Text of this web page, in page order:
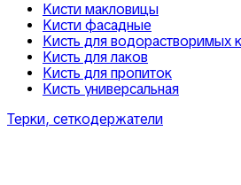
Кисти макловицы
Кисти фасадные
Кисть для водорастворимых
Кисть для лаков
Кисть для пропиток
Кисть универсальная
Терки, сеткодержатели